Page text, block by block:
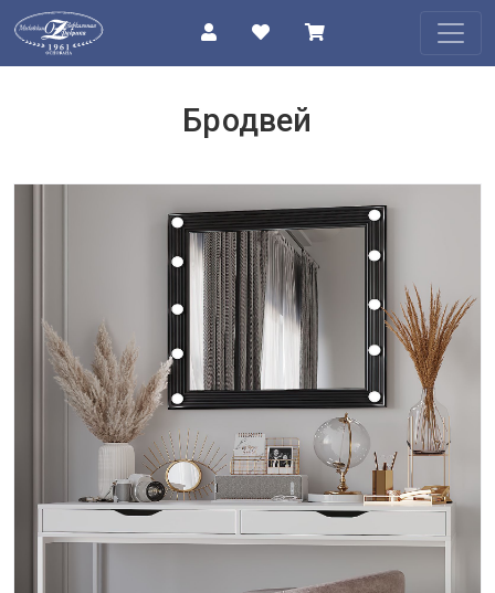
Бродвей